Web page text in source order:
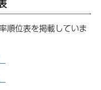
順位表を掲載していま